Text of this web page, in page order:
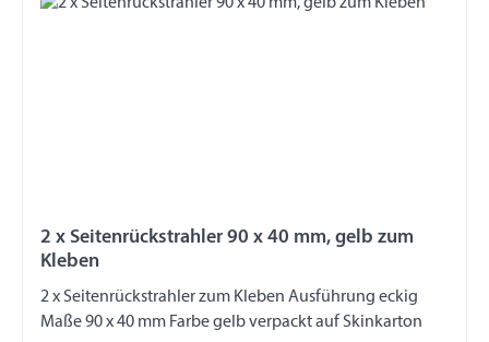
2 x Seitenrückstrahler 90 x 40 mm, gelb zum
Kleben
2 x Seitenrückstrahler zum Kleben Ausführung eckig
Maße 90 x 40 mm Farbe gelb verpackt auf Skinkarton